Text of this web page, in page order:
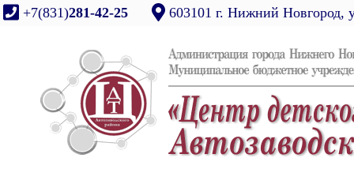
+7(831)281-42-25 603101 г. Нижний Новгород,